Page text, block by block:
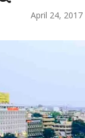
April 24, 2017